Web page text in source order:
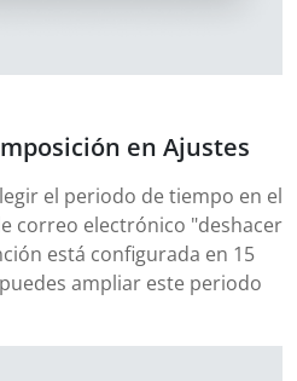
en Ajustes
el periodo de tiempo en el
correo electrónico "deshacer
está configurada en 15
ampliar este periodo